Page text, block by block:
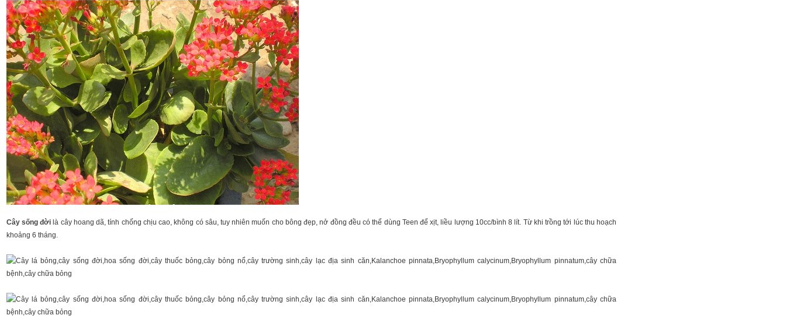
Cây sống đời là cây hoang dã, tính chống chịu cao, không có sâu, tuy nhiên muốn cho bông đẹp, nở đồng đều có thể dùng Teen để xịt, liều lượng 10cc/bình 8 lít. Từ khi trồng tới lúc thu hoạch
khoảng 6 tháng.